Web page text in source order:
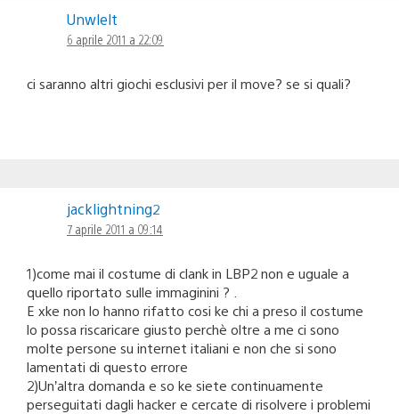
Unwlelt
6 aprile 2011 a 22:09
ci saranno altri giochi esclusivi per il move? se si quali?
jacklightning2
7 aprile 2011 a 09:14
1)come mai il costume di clank in LBP2 non e uguale a
quello riportato sulle immaginini ? .
E xke non lo hanno rifatto cosi ke chi a preso il costume
lo possa riscaricare giusto perchè oltre a me ci sono
molte persone su internet italiani e non che si sono
lamentati di questo errore
2)Un’altra domanda e so ke siete continuamente
perseguitati dagli hacker e cercate di risolvere i problemi